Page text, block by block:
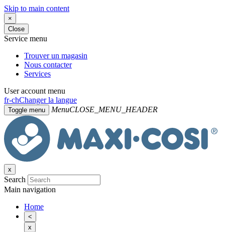
Skip to main content
×
Close
Service menu
Trouver un magasin
Nous contacter
Services
User account menu
fr-chChanger la langue
Toggle menu MenuCLOSE_MENU_HEADER
x
Search
Main navigation
Home
<
x